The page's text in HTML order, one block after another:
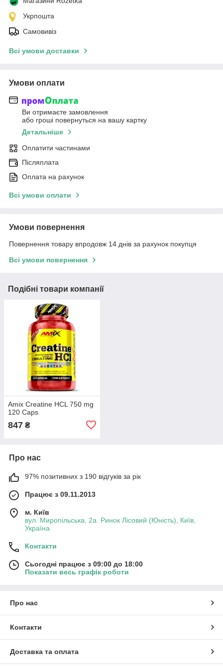
Укрпошта
Самовивіз
Всі умови доставки
Умови оплати
Ви отримаєте замовлення
або гроші повернуться на вашу картку
Детальніше
Оплатити частинами
Післяплата
Оплата на рахунок
Всі умови оплати
Умови повернення
Повернення товару впродовж 14 днів за рахунок покупця
Всі умови повернення
Подібні товари компанії
Amix Creatine HCL 750 mg
120 Caps
847 ₴
Про нас
97% позитивних з 190 відгуків за рік
Працює з 09.11.2013
м. Київ
вул. Миропільська, 2а. Ринок Лісовий (Юність), Київ,
Україна
Контакти
Сьогодні працює з 09:00 до 18:00
Показати весь графік роботи
Про нас
Контакти
Доставка та оплата